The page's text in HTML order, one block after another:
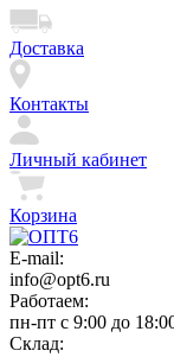
Доставка
Контакты
Личный кабинет
Корзина
E-mail:
info@opt6.ru
Работаем:
пн-пт с 9:00 до
Склад: